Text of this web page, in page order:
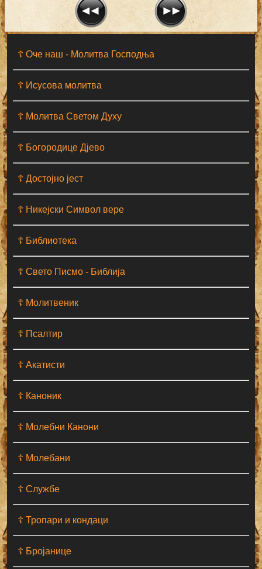
☦ Оче наш - Moлитва Господња
☦ Исусова молитва
☦ Молитва Светом Духу
☦ Богородице Дјево
☦ Достојно јест
☦ Никејски Символ вере
☦ Библиотека
☦ Свето Писмо - Библија
☦ Молитвеник
☦ Псалтир
☦ Акатисти
☦ Каноник
☦ Молебни Канони
☦ Молебани
☦ Службе
☦ Тропари и кондаци
☦ Бројанице